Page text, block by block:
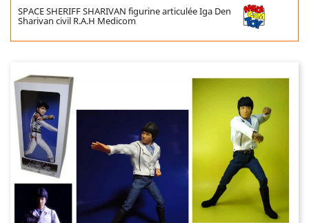
SPACE SHERIFF SHARIVAN figurine articulée Iga Den
Sharivan civil R.A.H Medicom